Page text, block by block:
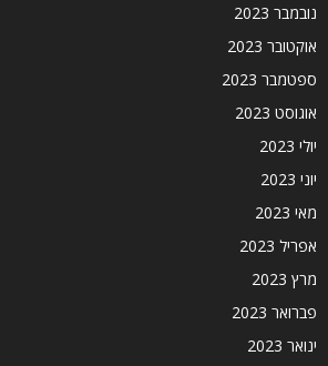
נובמבר 2023
אוקטובר 2023
ספטמבר 2023
אוגוסט 2023
יולי 2023
יוני 2023
מאי 2023
אפריל 2023
מרץ 2023
פברואר 2023
ינואר 2023